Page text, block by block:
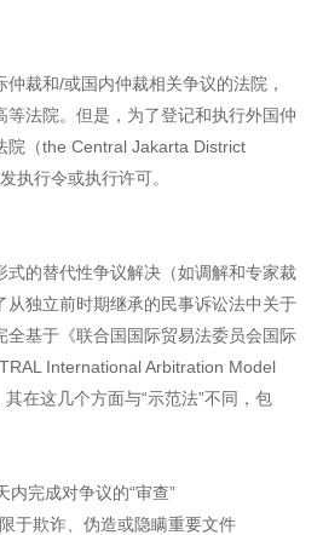
裁和/或国内仲裁相关争议的法院，
等法院。但是，为了登记和执行外国仲
院（the Central Jakarta District
执行令或执行许可。
式的替代性争议解决（如调解和专家裁
从独立前时期继承的民事诉讼法中关于
全基于《联合国国际贸易法委员会国际
International Arbitration Model
在这几个方面与“示范法”不同，包
内完成对争议的“审查”
于欺诈、伪造或隐瞒重要文件